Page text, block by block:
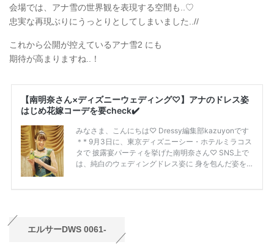
会場では、アナ雪の世界観を表現する空間も..♡
忠実な再現ぶりにうっとりとしてしまいました..//
これから公開が控えているアナ雪2 にも
期待が高まりますね..！
エルサーDWS 0061-